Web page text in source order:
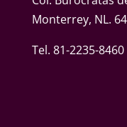
Monterrey, NL.
Tel. 81-2235-8460